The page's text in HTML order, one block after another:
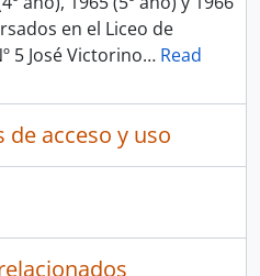
en el Liceo de
5 José Victorino… Read
acceso y uso